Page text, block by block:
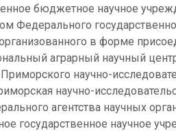
бюджетное научное
Федерального
в форме
аграрный научный
научно-
научно-
агентства научных
государственное научное